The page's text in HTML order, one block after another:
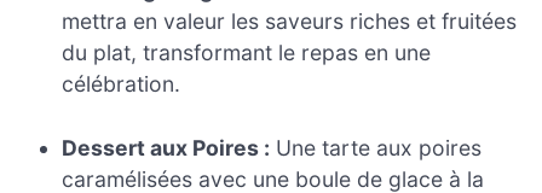
mettra en valeur les saveurs riches et fruitées
du plat, transformant le repas en une
célébration.
Dessert aux Poires : Une tarte aux poires
caramélisées avec une boule de glace à la